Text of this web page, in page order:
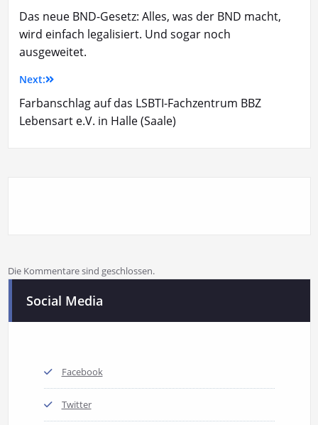
Das neue BND-Gesetz: Alles, was der BND macht,
wird einfach legalisiert. Und sogar noch
ausgeweitet.
Next:
Farbanschlag auf das LSBTI-Fachzentrum BBZ
Lebensart e.V. in Halle (Saale)
Die Kommentare sind geschlossen.
Social Media
Facebook
Twitter